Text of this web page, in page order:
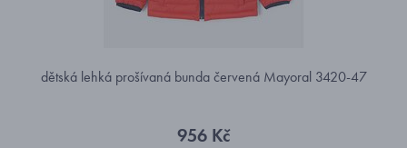
dětská lehká prošívaná bunda červená Mayoral 3420-47
956 Kč